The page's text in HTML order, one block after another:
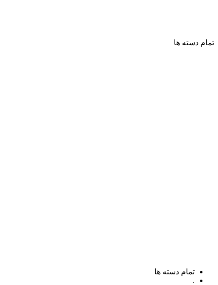
تمام دسته ها
تمام دسته ها
.